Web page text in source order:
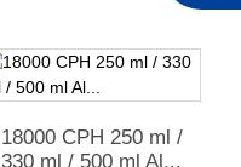
18000 CPH 250 ml /
330 ml / 500 ml Al...